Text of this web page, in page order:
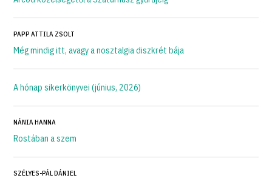
PAPP ATTILA ZSOLT
Még mindig itt, avagy a nosztalgia diszkrét bája
A hónap sikerkönyvei (június, 2026)
NÁNIA HANNA
Rostában a szem
SZÉLYES-PÁL DÁNIEL